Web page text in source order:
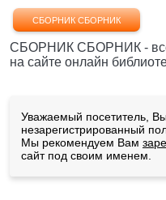
СБОРНИК СБОРНИК
СБОРНИК СБОРНИК - все
на сайте онлайн
Уважаемый посетитель,
незарегистрированный
Мы рекомендуем Вам
сайт под своим именем.